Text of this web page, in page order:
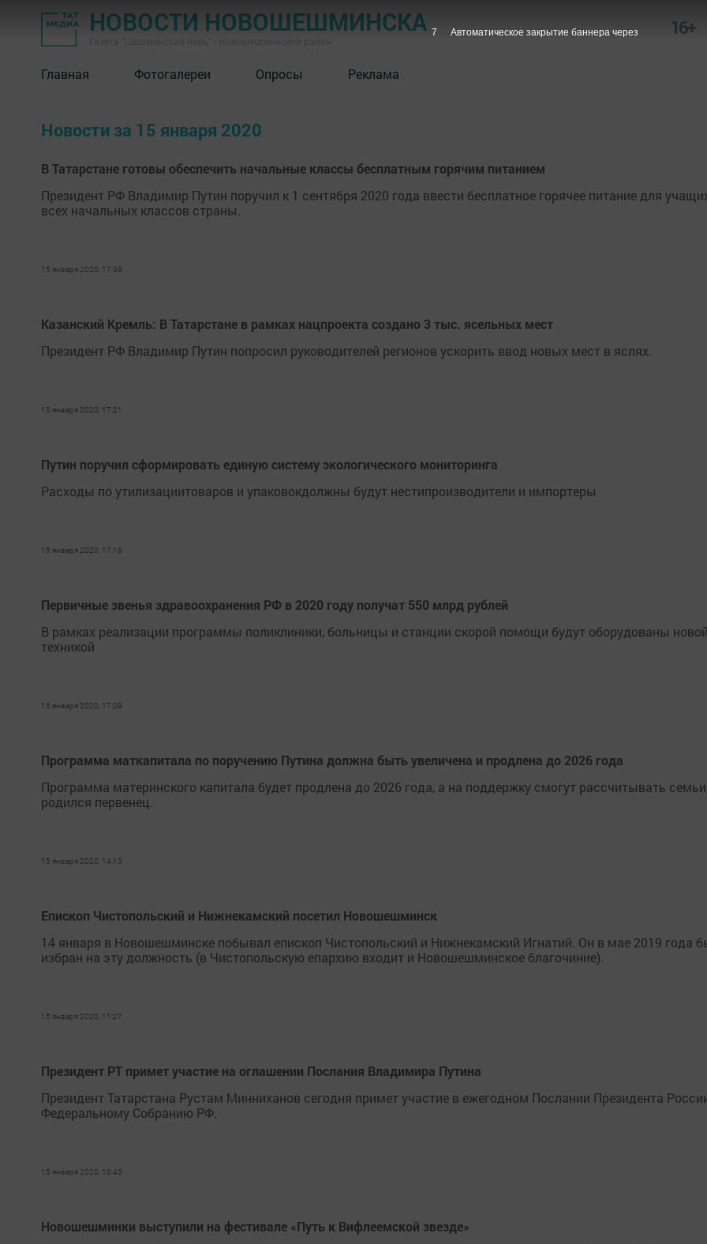
НОВОСТИ НОВОШЕШМИНСКА 16+
Главная Фотогалереи Опросы Реклама
Новости за 15 января 2020
В Татарстане готовы обеспечить начальные классы бесплатным горячим питанием
Президент РФ Владимир Путин поручил к 1 сентября 2020 года ввести бесплатное горячее питание для
всех начальных классов страны.
15 января 2020, 17:39
Казанский Кремль: В Татарстане в рамках нацпроекта создано 3 тыс. ясельных мест
Президент РФ Владимир Путин попросил руководителей регионов ускорить ввод новых мест в яслях.
15 января 2020, 17:21
Путин поручил сформировать единую систему экологического мониторинга
Расходы по утилизациитоваров и упаковокдолжны будут нестипроизводители и импортеры
15 января 2020, 17:18
Первичные звенья здравоохранения РФ в 2020 году получат 550 млрд рублей
В рамках реализации программы поликлиники, больницы и станции скорой помощи будут оборудованы новой
техникой
15 января 2020, 17:09
Программа маткапитала по поручению Путина должна быть увеличена и продлена до 2026 года
Программа материнского капитала будет продлена до 2026 года, а на поддержку смогут рассчитывать
родился первенец.
15 января 2020, 14:13
Епископ Чистопольский и Нижнекамский посетил Новошешминск
14 января в Новошешминске побывал епископ Чистопольский и Нижнекамский Игнатий. Он в мае 2019 года
избран на эту должность (в Чистопольскую епархию входит и Новошешминское благочиние).
15 января 2020, 11:27
Президент РТ примет участие на оглашении Послания Владимира Путина
Президент Татарстана Рустам Минниханов сегодня примет участие в ежегодном Послании Президента
Федеральному Собранию РФ.
15 января 2020, 10:43
Новошешминки выступили на фестивале «Путь к Вифлеемской звезде»
7 Автоматическое закрытие баннера через